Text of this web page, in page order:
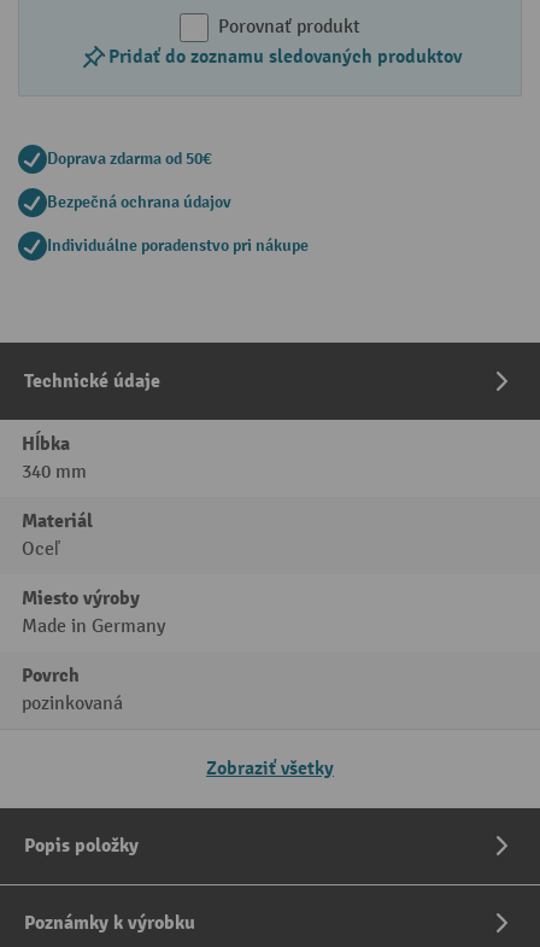
Porovnať produkt
Pridať do zoznamu sledovaných produktov
Doprava zdarma od 50€
Bezpečná ochrana údajov
Individuálne poradenstvo pri nákupe
Technické údaje
Hĺbka
340 mm
Materiál
Oceľ
Miesto výroby
Made in Germany
Povrch
pozinkovaná
Zobraziť všetky
Popis položky
Poznámky k výrobku